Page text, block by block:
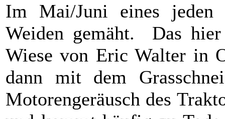
Im Mai/Juni eines jeden
Weiden gemäht. Das
Wiese von Eric Walter in
dann mit dem
Motorengeräusch des